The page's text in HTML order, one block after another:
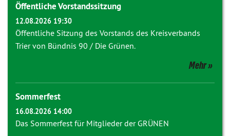
Öffentliche Vorstandssitzung
12.08.2026 19:30
Öffentliche Sitzung des Vorstands des Kreisverbands
Trier von Bündnis 90 / Die Grünen.
Mehr
Sommerfest
16.08.2026 14:00
Das Sommerfest für Mitglieder der GRÜNEN